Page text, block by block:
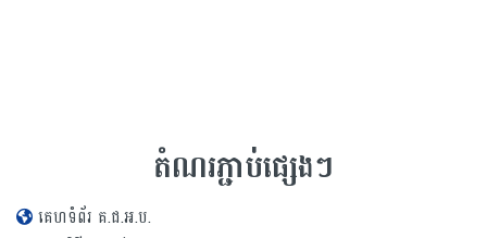
តំណរភ្ជាប់ផ្សេងៗ
គេហទំព័រ គ.ជ.អ.ប.